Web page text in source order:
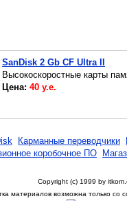
SanDisk 2 Gb CF Ultra II
Высокоскоростные карты
Цена: 40 у.е.
Карманные переводчики
коробочное ПО
Copyright (c) 1999 by
материалов возможна только со